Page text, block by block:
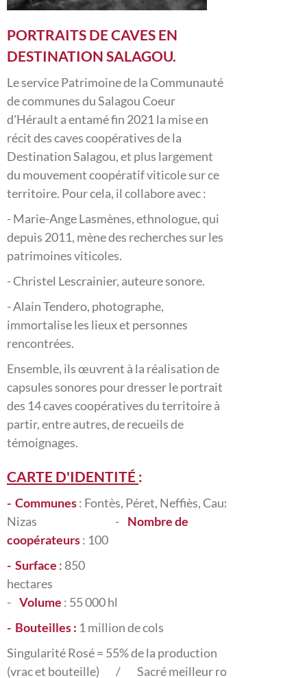
PORTRAITS DE CAVES EN
DESTINATION SALAGOU.
Le service Patrimoine de la Communauté
de communes du Salagou Coeur
d'Hérault a entamé fin 2021 la mise en
récit des caves coopératives de la
Destination Salagou, et plus largement
du mouvement coopératif viticole sur ce
territoire. Pour cela, il collabore avec :
- Marie-Ange Lasmènes, ethnologue, qui
depuis 2011, mène des recherches sur les
patrimoines viticoles.
- Christel Lescrainier, auteure sonore.
- Alain Tendero, photographe,
immortalise les lieux et personnes
rencontrées.
Ensemble, ils œuvrent à la réalisation de
capsules sonores pour dresser le portrait
des 14 caves coopératives du territoire à
partir, entre autres, de recueils de
témoignages.
CARTE D'IDENTITÉ :
- Communes: Fontès, Péret, Neffiès, Caux,
Nizas - Nombre de
coopérateurs: 100
- Surface : 850
hectares
- Volume : 55 000 hl
- Bouteilles : 1 million de cols
Singularité Rosé = 55% de la production
(vrac et bouteille) / Sacré meilleur rosé